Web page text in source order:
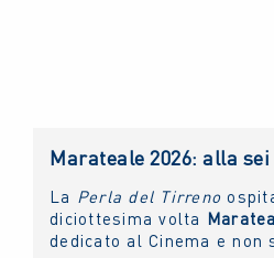
La Perla del Tirreno
diciottesima volta
dedicato al Cinema e non